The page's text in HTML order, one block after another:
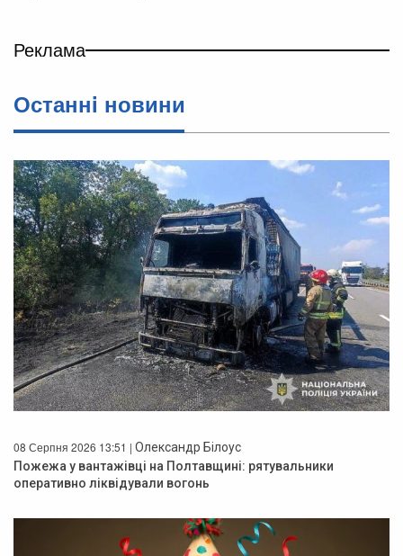
Реклама
Останнi новини
08 Серпня 2026 13:51 | Олександр Білоус
Пожежа у вантажівці на Полтавщині: рятувальники
оперативно ліквідували вогонь